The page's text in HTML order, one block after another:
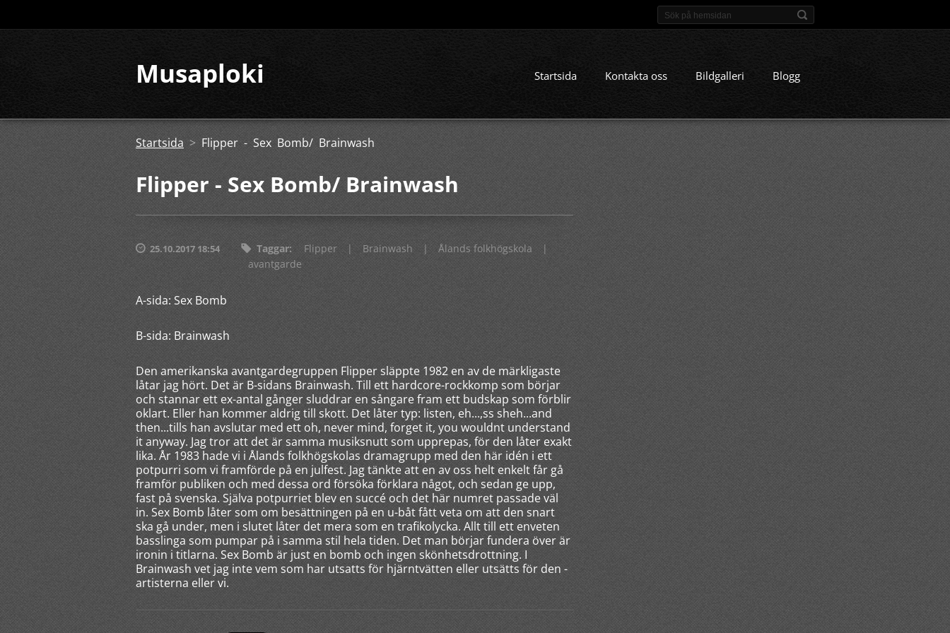
Musaploki Startsida Kontakta oss Bildgalleri Blogg
Startsida > Flipper - Sex Bomb/ Brainwash
Flipper - Sex Bomb/ Brainwash
25.10.2017 18:54 Taggar: Flipper | Brainwash | Ålands folkhögskola
|
avantgarde
A-sida: Sex Bomb
B-sida: Brainwash
Den amerikanska avantgardegruppen Flipper släppte 1982 en av de märkligaste
låtar jag hört. Det är B-sidans Brainwash. Till ett hardcore-rockkomp som börjar
och stannar ett ex-antal gånger sluddrar en sångare fram ett budskap som förblir
oklart. Eller han kommer aldrig till skott. Det låter typ: listen, eh...,ss sheh...and
then...tills han avslutar med ett oh, never mind, forget it, you wouldnt understand
it anyway. Jag tror att det är samma musiksnutt som upprepas, för den låter exakt
lika. År 1983 hade vi i Ålands folkhögskolas dramagrupp med den här idén i ett
potpurri som vi framförde på en julfest. Jag tänkte att en av oss helt enkelt får gå
framför publiken och med dessa ord försöka förklara något, och sedan ge upp,
fast på svenska. Själva potpurriet blev en succé och det här numret passade väl
in. Sex Bomb låter som om besättningen på en u-båt fått veta om att den snart
ska gå under, men i slutet låter det mera som en trafikolycka. Allt till ett enveten
basslinga som pumpar på i samma stil hela tiden. Det man börjar fundera över är
ironin i titlarna. Sex Bomb är just en bomb och ingen skönhetsdrottning. I
Brainwash vet jag inte vem som har utsatts för hjärntvätten eller utsätts för den -
artisterna eller vi.